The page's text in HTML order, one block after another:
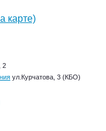
карте)
2
ул.Курчатова, 3 (КБО)